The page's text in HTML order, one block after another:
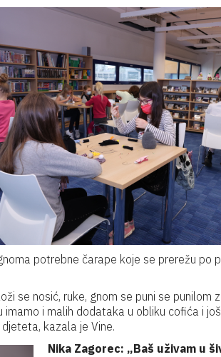
potrebne čarape koje se prerežu po
se nosić, ruke, gnom se puni se punilom
imamo i malih dodataka u obliku cofića i
kazala je Vine.
Nika Zagorec: „Baš uživam u